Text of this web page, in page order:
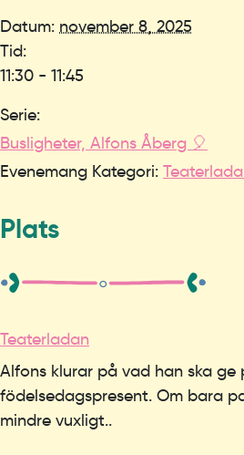
Datum: november 8, 2025
Tid:
11:30 - 11:45
Serie:
Busligheter, Alfons Åberg 🎈
Evenemang Kategori:
Plats
Teaterladan
Alfons klurar på vad han ska ge
födelsedagspresent. Om bara
mindre vuxligt..